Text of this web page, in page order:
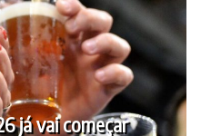
já vai começar